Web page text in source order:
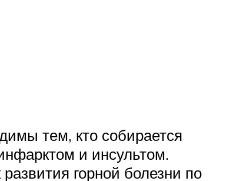
тем, кто собирается
и инсультом.
горной болезни по